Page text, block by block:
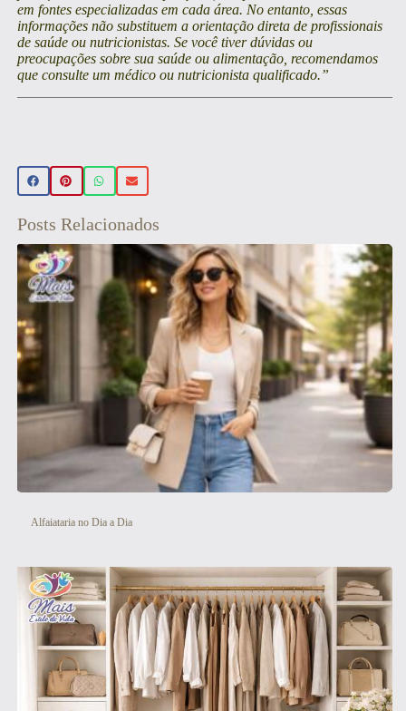
em fontes especializadas em cada área. No entanto, essas
informações não substituem a orientação direta de profissionais
de saúde ou nutricionistas. Se você tiver dúvidas ou
preocupações sobre sua saúde ou alimentação, recomendamos
que consulte um médico ou nutricionista qualificado.”
Posts Relacionados
Alfaiataria no Dia a Dia